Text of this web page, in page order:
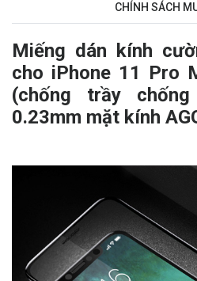
CHÍNH SÁCH
Miếng dán kính
cho iPhone 11 Pro
(chống trầy
0.23mm mặt kính